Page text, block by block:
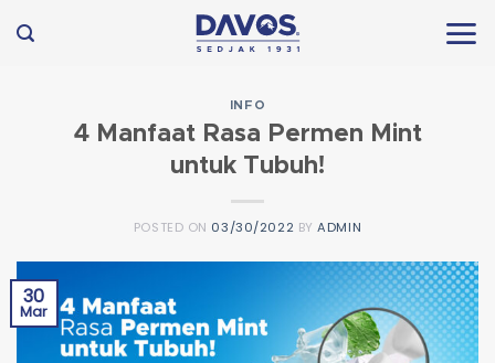
to
INFO
4 Manfaat Rasa Permen Mint
untuk Tubuh!
POSTED ON 03/30/2022 BYADMIN
30
Mar